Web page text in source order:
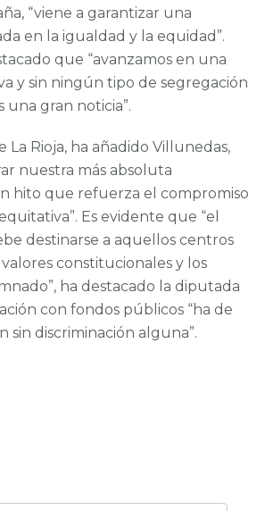
“viene a garantizar una
en la igualdad y la equidad”.
que “avanzamos en una
y sin ningún tipo de segregación
una gran noticia”.
La Rioja, ha añadido Villunedas,
nuestra más absoluta
hito que refuerza el compromiso
Es evidente que “el
destinarse a aquellos centros
constitucionales y los
ha destacado la diputada
con fondos públicos “ha de
sin discriminación alguna”.